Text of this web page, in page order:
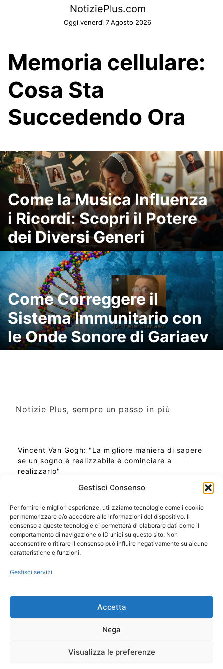
Gestisci Consenso
Per fornire le migliori esperienze, utilizziamo tecnologie come i cookie
per memorizzare e/o accedere alle informazioni del dispositivo. Il
consenso a queste tecnologie ci permetterà di elaborare dati come il
comportamento di navigazione o ID unici su questo sito. Non
acconsentire o ritirare il consenso può influire negativamente su alcune
caratteristiche e funzioni.
Gestisci servizi
Accetta
Nega
Visualizza le preferenze
NotiziePlus.com
Oggi venerdì 7 Agosto 2026
Memoria cellulare:
Cosa Sta
Succedendo Ora
Come la Musica Influenza
i Ricordi: Scopri il Potere
dei Diversi Generi
Come Correggere il
Sistema Immunitario con
le Onde Sonore di Gariaev
Notizie Plus, sempre un passo in più
Vincent Van Gogh: "La migliore maniera di sapere
se un sogno è realizzabile è cominciare a
realizzarlo"
Ora Esatta in Italia in questo momento
Ti Senti Strano Ultimamente? Potrebbe Essere per
la Risonanza di Schumann
Come Sapere Se Stai Ascendendo alla Quinta
Copyright 2026 NotiziePlus.com
📰 Contenuto Umano Verificato
Privacy Coockie
Pubblicità